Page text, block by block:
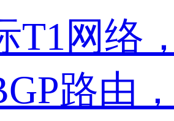
T1网络
路由